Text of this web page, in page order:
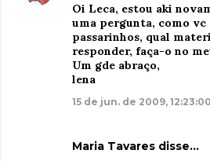
Oi Leca, estou aki
uma pergunta, como vc
passarinhos, qual
responder, faça-o no
Um gde abraço,
lena
15 de jun. de 2009, 12:23:00
Maria Tavares disse…